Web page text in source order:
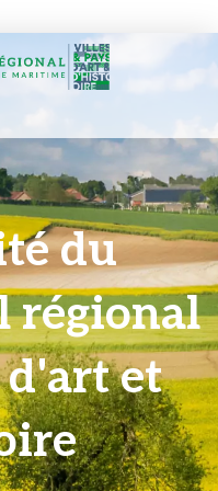
du
régional
d'art et